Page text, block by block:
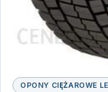
OPONY CIĘŻAROWE